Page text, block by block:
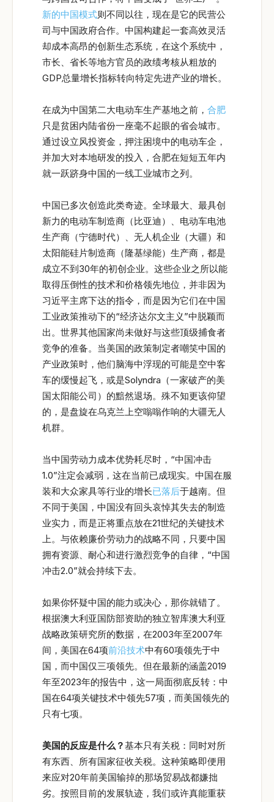
新的中国模式则不同以往，现在是它的民营公
司与中国政府合作。中国构建起一套高效灵活
却成本高昂的创新生态系统，在这个系统中，
市长、省长等地方官员的政绩考核从粗放的
GDP总量增长指标转向特定先进产业的增长。
在成为中国第二大电动车生产基地之前， 合肥
只是贫困内陆省份一座毫不起眼的省会城市。
通过设立风投资金，押注困境中的电动车企，
并加大对本地研发的投入，合肥在短短五年内
就一跃跻身中国的一线工业城市之列。
中国已多次创造此类奇迹。全球最大、最具创
新力的电动车制造商（比亚迪）、电动车电池
生产商（宁德时代）、无人机企业（大疆）和
太阳能硅片制造商（隆基绿能）生产商，都是
成立不到30年的初创企业。这些企业之所以能
取得压倒性的技术和价格领先地位，并非因为
习近平主席下达的指令，而是因为它们在中国
工业政策推动下的“经济达尔文主义”中脱颖而
出。世界其他国家尚未做好与这些顶级捕食者
竞争的准备。当美国的政策制定者嘲笑中国的
产业政策时，他们脑海中浮现的可能是空中客
车的缓慢起飞，或是Solyndra（一家破产的美
国太阳能公司）的黯然退场。殊不知更该仰望
的，是盘旋在乌克兰上空嗡嗡作响的大疆无人
机群。
当中国劳动力成本优势耗尽时，“中国冲击
1.0”注定会减弱，这在当前已成现实。中国在服
装和大众家具等行业的增长已落后于越南。但
不同于美国，中国没有回头哀悼其失去的制造
业实力，而是正将重点放在21世纪的关键技术
上。与依赖廉价劳动力的战略不同，只要中国
拥有资源、耐心和进行激烈竞争的自律，“中国
冲击2.0”就会持续下去。
如果你怀疑中国的能力或决心，那你就错了。
根据澳大利亚国防部资助的独立智库澳大利亚
战略政策研究所的数据，在2003年至2007年
间，美国在64项前沿技术中有60项领先于中
国，而中国仅三项领先。但在最新的涵盖2019
年至2023年的报告中，这一局面彻底反转：中
国在64项关键技术中领先57项，而美国领先的
只有七项。
美国的反应是什么？基本只有关税：同时对所
有东西、所有国家征收关税。这种策略即便用
来应对20年前美国输掉的那场贸易战都嫌拙
劣。按照目前的发展轨迹，我们或许真能重获